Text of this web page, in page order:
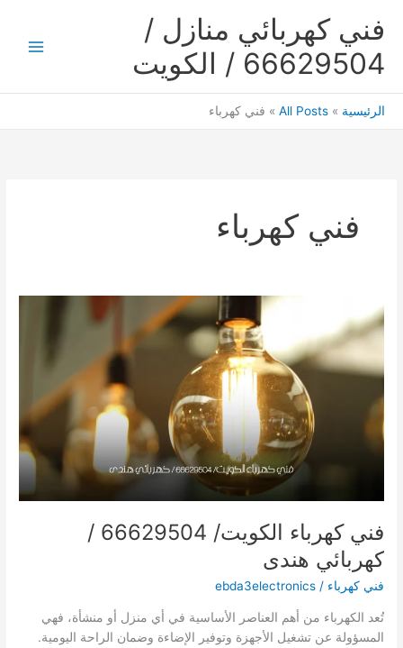
فني كهربائي منازل /
66629504 / الكويت
الرئيسية All Posts فني كهرباء
فني كهرباء
فني كهرباء الكويت/ 66629504 /
كهربائي هندى
فني كهرباء /
ebda3electronics
تُعد الكهرباء من أهم العناصر الأساسية في أي منزل أو منشأة، فهي
المسؤولة عن تشغيل الأجهزة وتوفير الإضاءة وضمان الراحة اليومية.